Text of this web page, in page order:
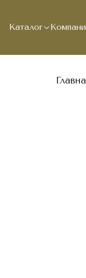
Каталог